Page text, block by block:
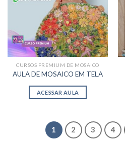
CURSOS PREMIUM DE MOSAICO
AULA DE MOSAICO EM TELA
ACESSAR AULA
1 2 3 4